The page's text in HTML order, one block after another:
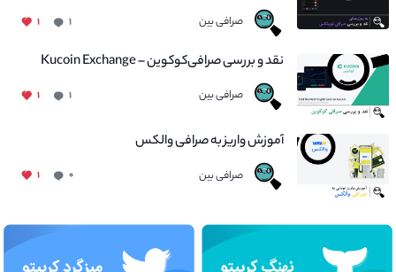
صرافی بین ۱ ۱
نقد و بررسی صرافی‌کوکوین – Kucoin Exchange
صرافی بین ۱ ۱
آموزش واریز به صرافی والکس
صرافی بین ۰ ۱